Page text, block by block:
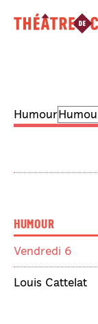
Aller au contenu
Aller au pied de
Humour
Humour
Vendredi 6
Louis Cattelat